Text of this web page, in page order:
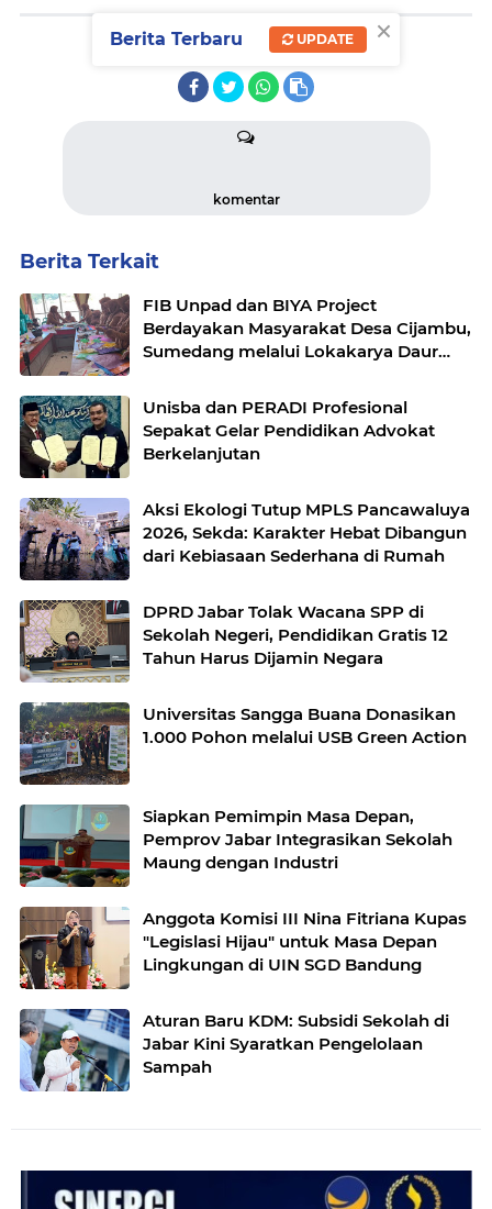
komentar
Berita Terkait
FIB Unpad dan BIYA Project
Berdayakan Masyarakat Desa Cijambu,
Sumedang melalui Lokakarya Daur
Unisba dan PERADI Profesional
Sepakat Gelar Pendidikan Advokat
Berkelanjutan
Aksi Ekologi Tutup MPLS Pancawaluya
2026, Sekda: Karakter Hebat Dibangun
dari Kebiasaan Sederhana di Rumah
DPRD Jabar Tolak Wacana SPP di
Sekolah Negeri, Pendidikan Gratis 12
Tahun Harus Dijamin Negara
Universitas Sangga Buana Donasikan
1.000 Pohon melalui USB Green Action
Siapkan Pemimpin Masa Depan,
Pemprov Jabar Integrasikan Sekolah
Maung dengan Industri
Anggota Komisi III Nina Fitriana Kupas
"Legislasi Hijau" untuk Masa Depan
Lingkungan di UIN SGD Bandung
Aturan Baru KDM: Subsidi Sekolah di
Jabar Kini Syaratkan Pengelolaan
Sampah
×
Berita Terbaru UPDATE